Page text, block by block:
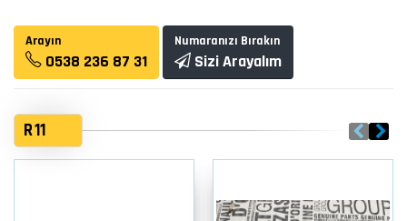
Arayın
0538 236 87 31
Numaranızı Bırakın
Sizi Arayalım
R 11